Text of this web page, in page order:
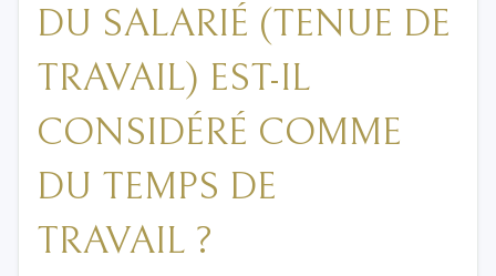
DU SALARIÉ (TENUE DE
TRAVAIL) EST-IL
CONSIDÉRÉ COMME
DU TEMPS DE
TRAVAIL ?